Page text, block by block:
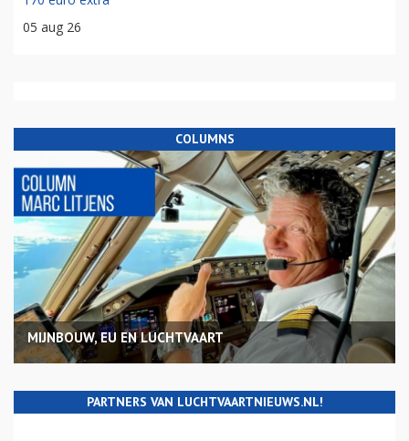
05 aug 26
COLUMNS
MIJNBOUW, EU EN LUCHTVAART
PARTNERS VAN LUCHTVAARTNIEUWS.NL!